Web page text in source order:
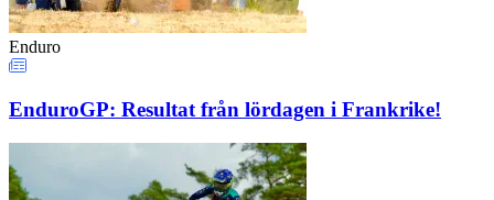
Enduro
EnduroGP: Resultat från lördagen i Frankrike!